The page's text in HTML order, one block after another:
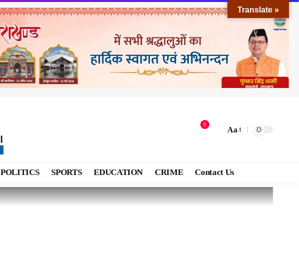
9
Aa
POLITICS SPORTS EDUCATION CRIME Contact Us
Translate »